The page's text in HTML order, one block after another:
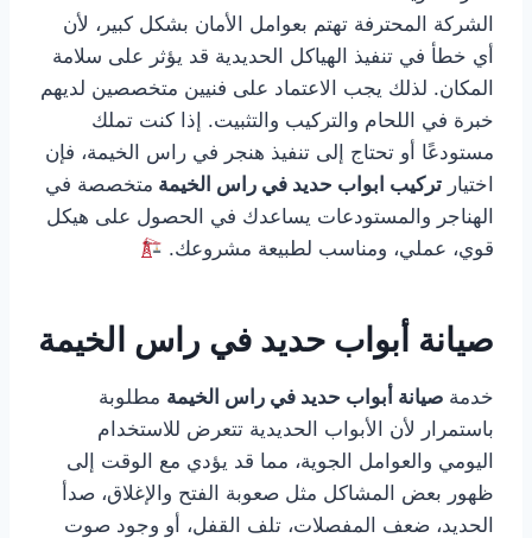
الشركة المحترفة تهتم بعوامل الأمان بشكل كبير، لأن
أي خطأ في تنفيذ الهياكل الحديدية قد يؤثر على سلامة
المكان. لذلك يجب الاعتماد على فنيين متخصصين لديهم
خبرة في اللحام والتركيب والتثبيت. إذا كنت تملك
مستودعًا أو تحتاج إلى تنفيذ هنجر في راس الخيمة، فإن
اختيار تركيب ابواب حديد في راس الخيمة متخصصة في
الهناجر والمستودعات يساعدك في الحصول على هيكل
قوي، عملي، ومناسب لطبيعة مشروعك.
صيانة أبواب حديد في راس الخيمة
خدمة صيانة أبواب حديد في راس الخيمة مطلوبة
باستمرار لأن الأبواب الحديدية تتعرض للاستخدام
اليومي والعوامل الجوية، مما قد يؤدي مع الوقت إلى
ظهور بعض المشاكل مثل صعوبة الفتح والإغلاق، صدأ
الحديد، ضعف المفصلات، تلف القفل، أو وجود صوت